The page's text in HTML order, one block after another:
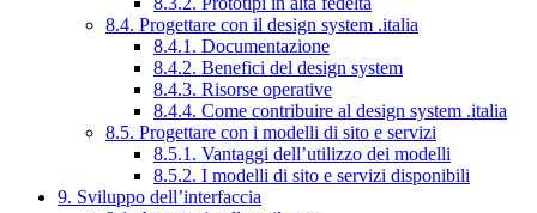
8.4. Progettare con il design system .italia
8.4.1. Documentazione
8.4.2. Benefici del design system
8.4.3. Risorse operative
8.4.4. Come contribuire al design system .italia
8.5. Progettare con i modelli di sito e servizi
8.5.1. Vantaggi dell’utilizzo dei modelli
8.5.2. I modelli di sito e servizi disponibili
9. Sviluppo dell’interfaccia